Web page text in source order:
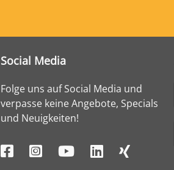
Social Media
Folge uns auf Social Media und
verpasse keine Angebote, Specials
und Neuigkeiten!